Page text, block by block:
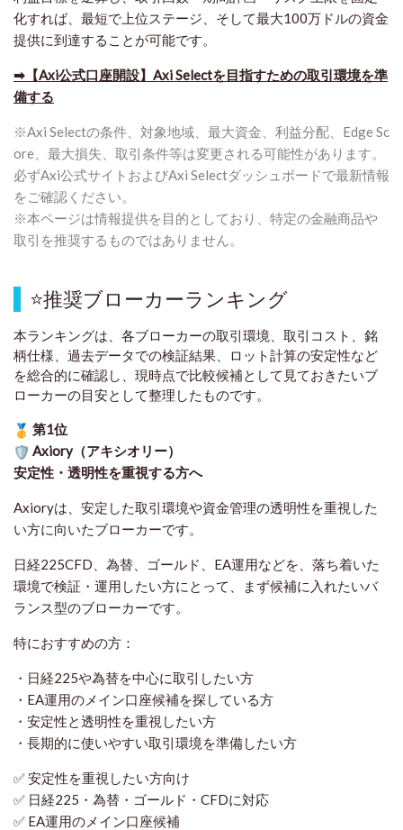
化すれば、最短で上位ステージ、そして最大100万ドルの資金
提供に到達することが可能です。
➡【Axi公式口座開設】Axi Selectを目指すための取引環境を準
備する
※Axi Selectの条件、対象地域、最大資金、利益分配、Edge Sc
ore、最大損失、取引条件等は変更される可能性があります。
必ずAxi公式サイトおよびAxi Selectダッシュボードで最新情報
をご確認ください。
※本ページは情報提供を目的としており、特定の金融商品や
取引を推奨するものではありません。
⭐推奨ブローカーランキング
本ランキングは、各ブローカーの取引環境、取引コスト、銘
柄仕様、過去データでの検証結果、ロット計算の安定性など
を総合的に確認し、現時点で比較候補として見ておきたいブ
ローカーの目安として整理したものです。
第1位
Axiory（アキシオリー）
安定性・透明性を重視する方へ
Axioryは、安定した取引環境や資金管理の透明性を重視した
い方に向いたブローカーです。
日経225CFD、為替、ゴールド、EA運用などを、落ち着いた
環境で検証・運用したい方にとって、まず候補に入れたいバ
ランス型のブローカーです。
特におすすめの方：
・日経225や為替を中心に取引したい方
・EA運用のメイン口座候補を探している方
・安定性と透明性を重視したい方
・長期的に使いやすい取引環境を準備したい方
✅ 安定性を重視したい方向け
✅ 日経225・為替・ゴールド・CFDに対応
✅ EA運用のメイン口座候補